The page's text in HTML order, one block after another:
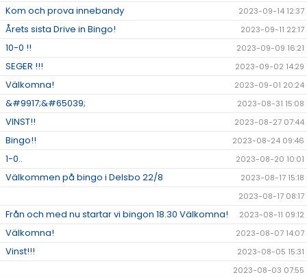
Kom och prova innebandy 2023-09-14 12:37
Årets sista Drive in Bingo! 2023-09-11 22:17
10-0 !! 2023-09-09 16:21
SEGER !!! 2023-09-02 14:29
Välkomna! 2023-09-01 20:24
&#9917;&#65039; 2023-08-31 15:08
VINST!! 2023-08-27 07:44
Bingo!! 2023-08-24 09:46
1-0.. 2023-08-20 10:01
Välkommen på bingo i Delsbo 22/8
2023-08-17 15:18
2023-08-17 08:17
Från och med nu startar vi bingon 18.30 Välkomna! 2023-08-11 09:12
Välkomna! 2023-08-07 14:07
Vinst!!!
2023-08-05 15:31
2023-08-03 07:55